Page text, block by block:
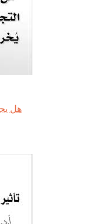
هل